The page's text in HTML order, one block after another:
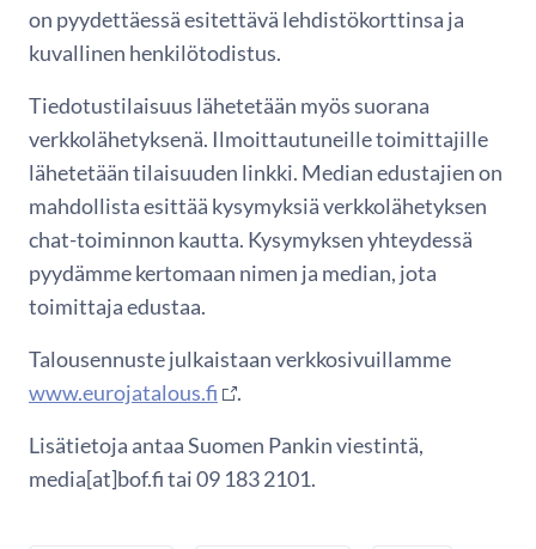
on pyydettäessä esitettävä lehdistökorttinsa ja
kuvallinen henkilötodistus.
Tiedotustilaisuus lähetetään myös suorana
verkkolähetyksenä. Ilmoittautuneille toimittajille
lähetetään tilaisuuden linkki. Median edustajien on
mahdollista esittää kysymyksiä verkkolähetyksen
chat-toiminnon kautta. Kysymyksen yhteydessä
pyydämme kertomaan nimen ja median, jota
toimittaja edustaa.
Talousennuste julkaistaan verkkosivuillamme
www.eurojatalous.fi
.
Lisätietoja antaa Suomen Pankin viestintä,
media[at]bof.fi tai 09 183 2101.